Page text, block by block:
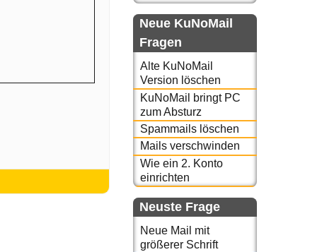
Neue KuNoMail
Fragen
Alte KuNoMail
Version löschen
KuNoMail bringt PC
zum Absturz
Spammails löschen
Mails verschwinden
Wie ein 2. Konto
einrichten
Neuste Frage
Neue Mail mit
größerer Schrift